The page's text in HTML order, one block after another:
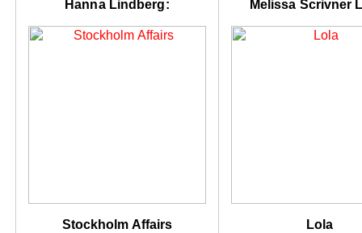
Hanna Lindberg:
Stockholm Affairs
Melissa Scrivner
Lola